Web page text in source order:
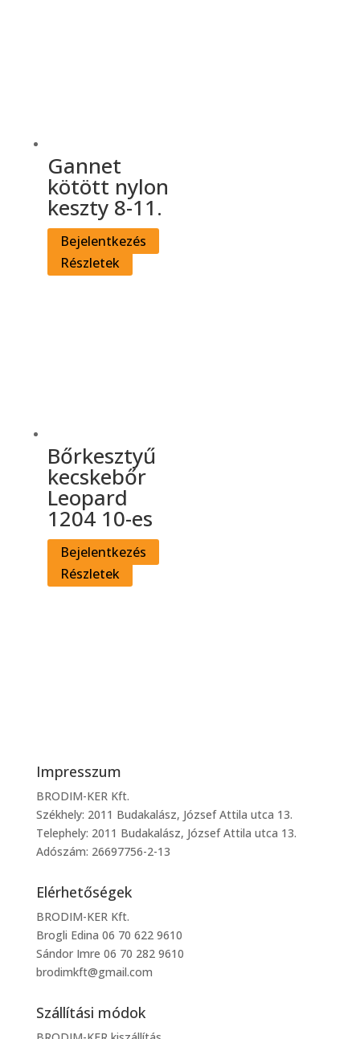
Gannet
kötött nylon
keszty 8-11.
Bejelentkezés
Részletek
Bőrkesztyű
kecskebőr
Leopard
1204 10-es
Bejelentkezés
Részletek
Impresszum
BRODIM-KER Kft.
Székhely: 2011 Budakalász, József Attila utca 13.
Telephely: 2011 Budakalász, József Attila utca 13.
Adószám: 26697756-2-13
Elérhetőségek
BRODIM-KER Kft.
Brogli Edina 06 70 622 9610
Sándor Imre 06 70 282 9610
brodimkft@gmail.com
Szállítási módok